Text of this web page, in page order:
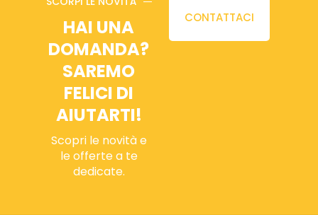
HAI UNA
DOMANDA?
SAREMO
FELICI DI
AIUTARTI!
Scopri le novità e
le offerte a te
dedicate.
CONTATTACI